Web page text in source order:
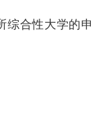
综合性大学的申